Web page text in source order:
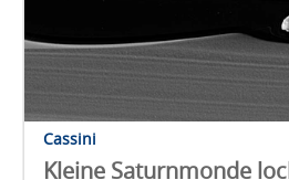
Cassini
Kleine Saturnmonde